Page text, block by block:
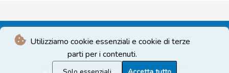
Utilizziamo cookie essenziali e cookie di terze
parti per i contenuti.